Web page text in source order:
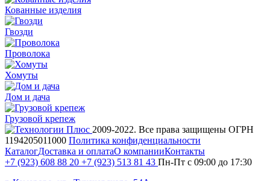
Кованные изделия
Гвозди
Проволока
Хомуты
Дом и дача
Грузовой крепеж
2009-2022. Все права защищены ОГРН
1194205011000 Политика конфиденциальности
КаталогДоставка и оплатаО компанииКонтакты
+7 (923) 608 88 20 +7 (923) 513 81 43 Пн-Пт с 09:00 до 17:30